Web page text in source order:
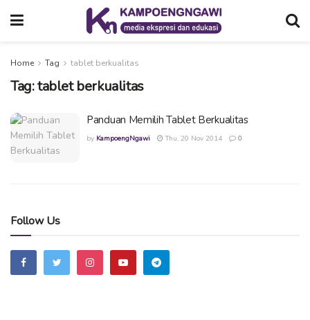
Home Tag tablet berkualitas
Tag:tablet berkualitas
Panduan Memilih Tablet Berkualitas
by KampoengNgawi Thu, 20 Nov 2014 0
Follow Us